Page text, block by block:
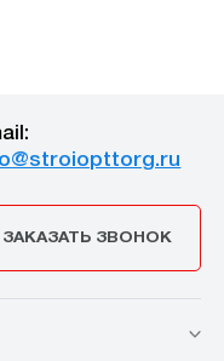
ЗАКАЗАТЬ ЗВОНОК